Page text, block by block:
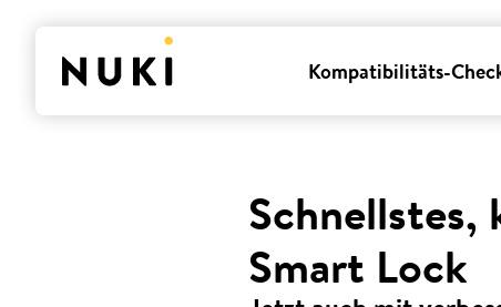
Kompatibilitäts-
Smart Lock